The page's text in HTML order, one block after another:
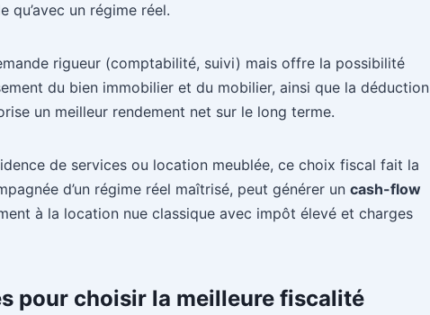
qu’avec un régime réel.
rigueur (comptabilité, suivi) mais offre la possibilité
du bien immobilier et du mobilier, ainsi que la déduction
un meilleur rendement net sur le long terme.
de services ou location meublée, ce choix fiscal fait la
d’un régime réel maîtrisé, peut générer un cash-flow
à la location nue classique avec impôt élevé et charges
pour choisir la meilleure fiscalité